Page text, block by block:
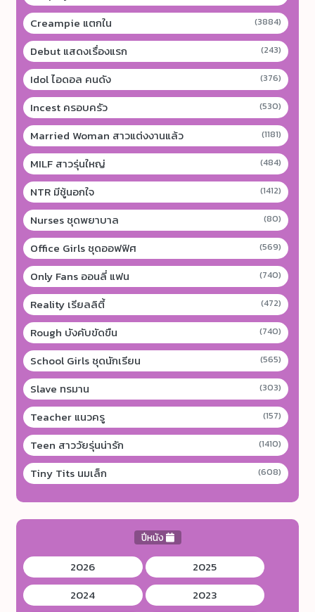
Creampie แตกใน (3884)
Debut แสดงเรื่องแรก (243)
Idol ไอดอล คนดัง (376)
Incest ครอบครัว (530)
Married Woman สาวแต่งงานแล้ว (1181)
MILF สาวรุ่นใหญ่ (484)
NTR มีชู้นอกใจ (1412)
Nurses ชุดพยาบาล (80)
Office Girls ชุดออฟฟิศ (569)
Only Fans ออนลี่ แฟน (740)
Reality เรียลลิตี้ (472)
Rough บังคับขัดขืน (740)
School Girls ชุดนักเรียน (565)
Slave ทรมาน (303)
Teacher แนวครู (157)
Teen สาววัยรุ่นน่ารัก (1410)
Tiny Tits นมเล็ก (608)
ปีหนัง
2026
2025
2024
2023